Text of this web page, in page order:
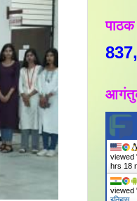
viewed
hrs 18
viewed
इतिहास…